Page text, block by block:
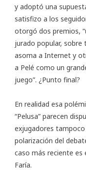
y adoptó una
satisfizo a los
otorgó dos premios,
jurado popular, sobre
asoma a Internet y
a Pelé como un
juego”. ¿Punto final?
En realidad esa
“Pelusa” parecen
exjugadores
polarización del
caso más reciente es
Faría.